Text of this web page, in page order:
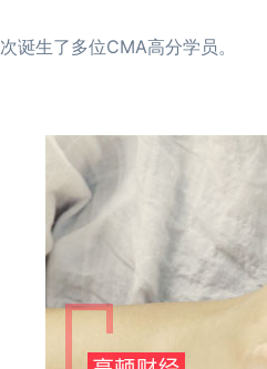
诞生了多位CMA高分学员。